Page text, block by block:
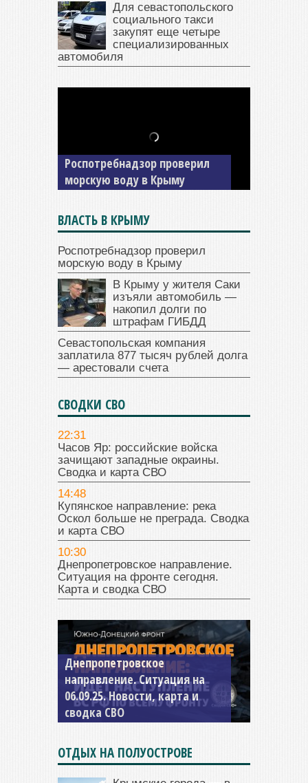
Для севастопольского
социального такси
закупят еще четыре
специализированных
автомобиля
Роспотребнадзор проверил
морскую воду в Крыму
В Крыму у жителя Саки
изъяли автомобиль —
накопил долги по штрафам
ГИБДД
ВЛАСТЬ В КРЫМУ
Роспотребнадзор проверил
морскую воду в Крыму
В Крыму у жителя Саки
изъяли автомобиль —
накопил долги по
штрафам ГИБДД
Севастопольская компания
заплатила 877 тысяч рублей долга
— арестовали счета
СВОДКИ СВО
22:31
Часов Яр: российские войска
зачищают западные окраины.
Сводка и карта СВО
14:48
Купянское направление: река
Оскол больше не преграда. Сводка
и карта СВО
10:30
Днепропетровское направление.
Ситуация на фронте сегодня.
Карта и сводка СВО
Днепропетровское
направление. Ситуация на
06.09.25. Новости, карта и
сводка СВО
Константиновское
направление. Ситуация на
04.09.25 Новости, карта и
сводка СВО
ОТДЫХ НА ПОЛУОСТРОВЕ